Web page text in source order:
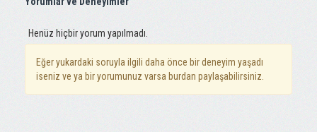
Henüz hiçbir yorum yapılmadı.
Eğer yukardaki soruyla ilgili daha önce bir deneyim yaşadı
iseniz ve ya bir yorumunuz varsa burdan paylaşabilirsiniz.